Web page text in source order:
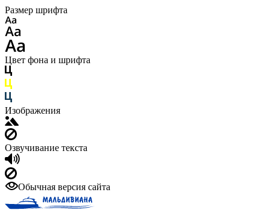
Размер шрифта
Цвет фона и шрифта
Изображения
Озвучивание текста
Обычная версия сайта